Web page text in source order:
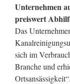
Unternehmen
preiswert
Das
sich im
Branche und
Ortsansässigkeit“.